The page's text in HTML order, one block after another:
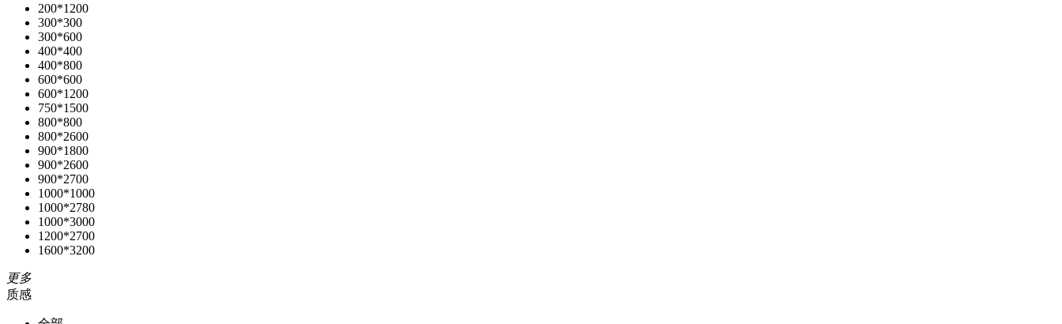
200*1200
300*300
300*600
400*400
400*800
600*600
600*1200
750*1500
800*800
800*2600
900*1800
900*2600
900*2700
1000*1000
1000*2780
1000*3000
1200*2700
1600*3200
更多
质感